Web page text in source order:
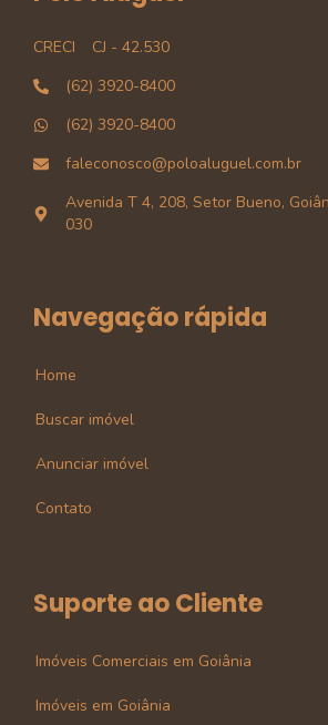
CRECI
CJ - 42.530
(62) 3920-8400
(62) 3920-8400
faleconosco@poloaluguel.com.br
Avenida T 4, 208, Setor Bueno,
030
Navegação rápida
Home
Buscar imóvel
Anunciar imóvel
Contato
Suporte ao Cliente
Imóveis Comerciais em Goiânia
Imóveis em Goiânia